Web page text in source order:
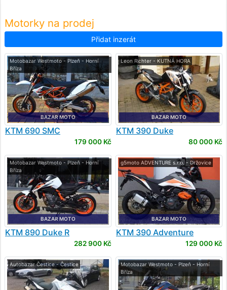
Motorky na prodej
Přidat inzerát
Motobazar Westmoto - Plzeň - Horní
Bříza
BAZAR MOTO
KTM 690 SMC
179 000 Kč
Leon Richter - KUTNÁ HORA
BAZAR MOTO
KTM 390 Duke
80 000 Kč
Motobazar Westmoto - Plzeň - Horní
Bříza
BAZAR MOTO
KTM 890 Duke R
282 900 Kč
g5moto ADVENTURE s.r.o. - Držovice
BAZAR MOTO
KTM 390 Adventure
129 000 Kč
Autobazar Čestice - Čestice
Motobazar Westmoto - Plzeň - Horní
Bříza